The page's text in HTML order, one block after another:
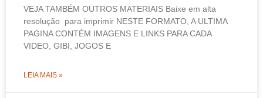
VEJA TAMBÉM OUTROS MATERIAIS Baixe em alta
resolução para imprimir NESTE FORMATO, A ULTIMA
PAGINA CONTÉM IMAGENS E LINKS PARA CADA
VIDEO, GIBI, JOGOS E
LEIA MAIS »